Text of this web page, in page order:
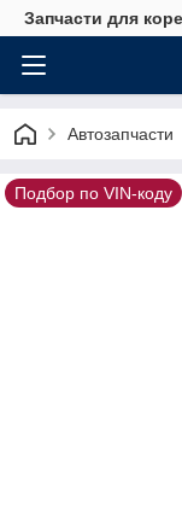
Запчасти для
Автозапчасти
Подбор по VIN-коду